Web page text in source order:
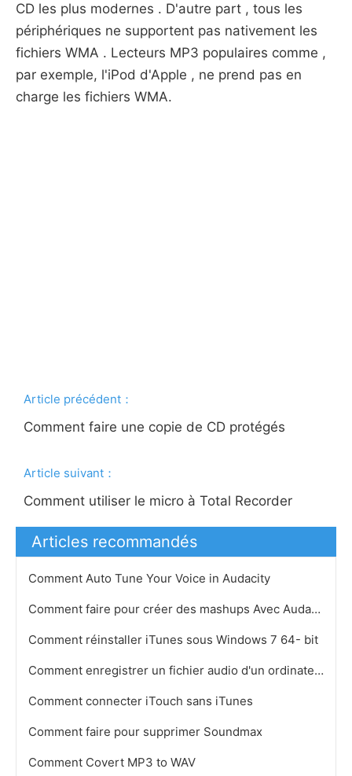
CD les plus modernes . D'autre part , tous les
périphériques ne supportent pas nativement les
fichiers WMA . Lecteurs MP3 populaires comme ,
par exemple, l'iPod d'Apple , ne prend pas en
charge les fichiers WMA.
Article précédent：
Comment faire une copie de CD protégés
Article suivant：
Comment utiliser le micro à Total Recorder
Articles recommandés
Comment Auto Tune Your Voice in Audacity
Comment faire pour créer des mashups Avec Audacity
Comment réinstaller iTunes sous Windows 7 64- bit
Comment enregistrer un fichier audio d'un ordinateur à un autre
Comment connecter iTouch sans iTunes
Comment faire pour supprimer Soundmax
Comment Covert MP3 to WAV